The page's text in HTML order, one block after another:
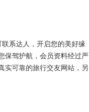
系达人，开启您的美好缘
保驾护航，会员资料经过严
实可靠的旅行交友网站，另